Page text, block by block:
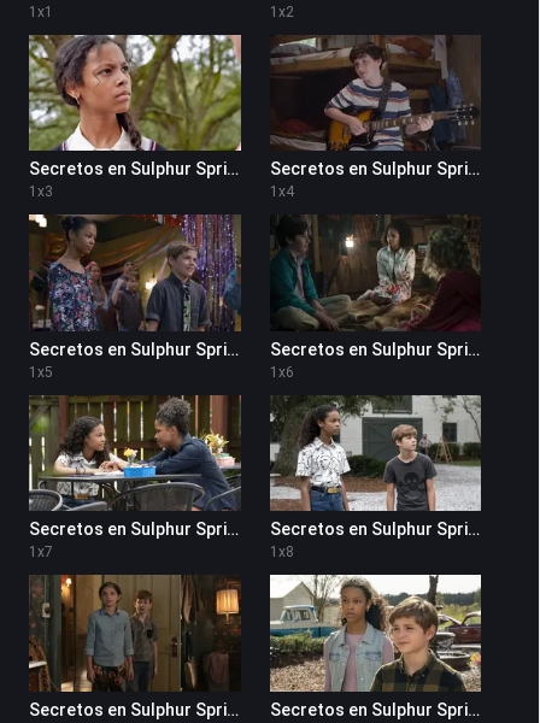
1 x1 1 x2
Secretos en Sulphur Springs 1x3
1 x3
Secretos en Sulphur Springs 1x4
1 x4
Secretos en Sulphur Springs 1x5
1 x5
Secretos en Sulphur Springs 1x6
1 x6
Secretos en Sulphur Springs 1x7
1 x7
Secretos en Sulphur Springs 1x8
1 x8
Secretos en Sulphur Springs 1x9 Secretos en Sulphur Springs 1x10